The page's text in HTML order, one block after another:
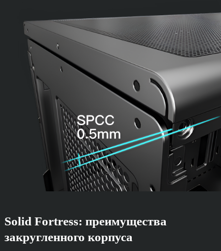
Solid Fortress: преимущества
закругленного корпуса